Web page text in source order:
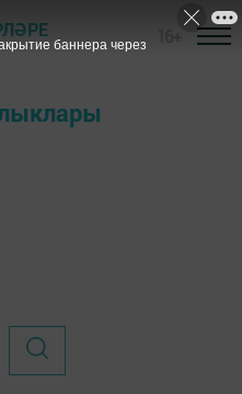
баннера через